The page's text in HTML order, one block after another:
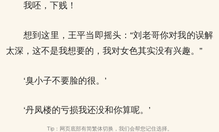
我呸，下贱！
想到这里，王平当即摇头：“刘老哥你对我的误解
太深，这不是我想要的，我对女色其实没有兴趣。”
‘臭小子不要脸的很。’
‘丹凤楼的亏损我还没和你算呢。’
Tip：网页底部有简繁体切换，我们会帮您记住选择。